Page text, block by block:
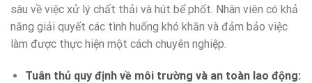
sâu về việc xử lý chất thải và hút bể phốt. Nhân viên có khả
năng giải quyết các tình huống khó khăn và đảm bảo việc
làm được thực hiện một cách chuyên nghiệp.
Tuân thủ quy định về môi trường và an toàn lao động: